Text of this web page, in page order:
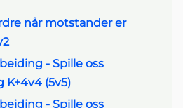
når motstander er
- Spille oss
K+4v4 (5v5)
- Spille oss